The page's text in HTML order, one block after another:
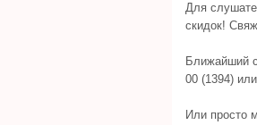
Для
скидок!
Ближайший
00 (1394)
Или просто